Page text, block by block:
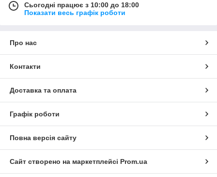
Сьогодні працює з 10:00 до 18:00
Показати весь графік роботи
Про нас
Контакти
Доставка та оплата
Графік роботи
Повна версія сайту
Сайт створено на маркетплейсі Prom.ua